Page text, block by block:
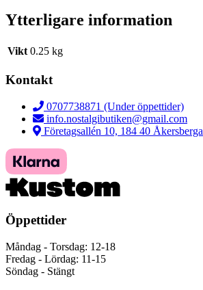
Ytterligare information
Vikt 0.25 kg
Kontakt
0707738871 (Under öppettider)
info.nostalgibutiken@gmail.com
Företagsallén 10, 184 40 Åkersberga
Öppettider
Måndag - Torsdag: 12-18
Fredag - Lördag: 11-15
Söndag - Stängt